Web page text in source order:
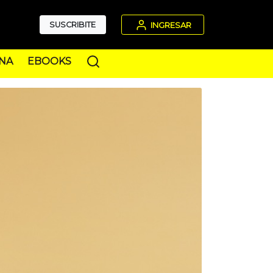
SUSCRIBITE INGRESAR
EBOOKS